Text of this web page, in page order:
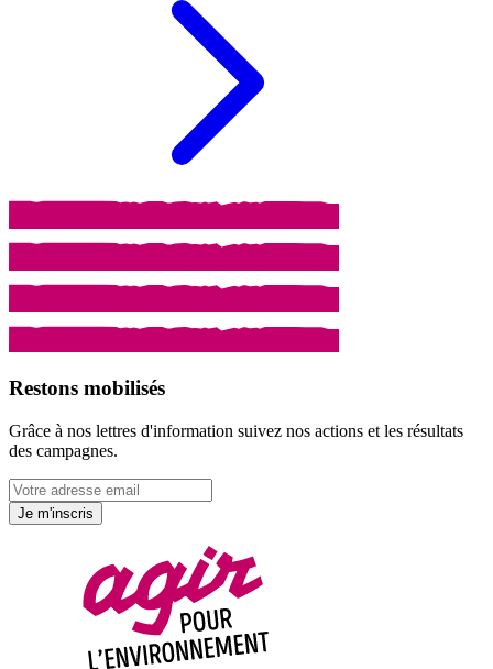
Restons mobilisés
Grâce à nos lettres d'information suivez nos actions et les résultats
des campagnes.
Je m'inscris